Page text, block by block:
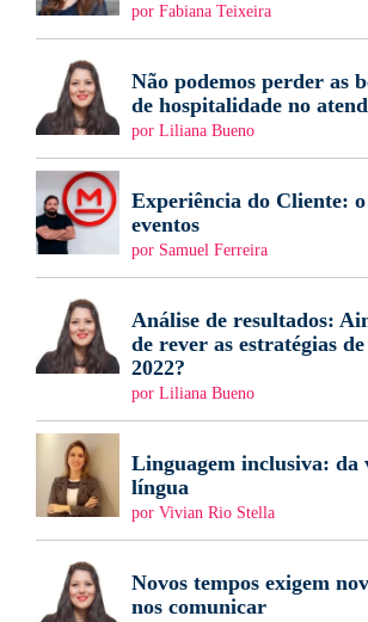
por Fabiana Teixeira
Não podemos perder as
de hospitalidade no
por Liliana Bueno
Experiência do Cliente: o
eventos
por Samuel Ferreira
Análise de resultados:
de rever as estratégias
2022?
por Liliana Bueno
Linguagem inclusiva: da
língua
por Vivian Rio Stella
Novos tempos exigem
nos comunicar